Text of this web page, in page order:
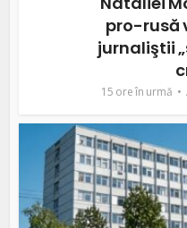
pro-rusă
jurnaliştii
15 ore în urmă